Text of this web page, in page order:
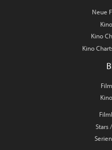
Neue
Kino
Kino
Stars